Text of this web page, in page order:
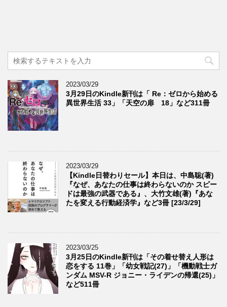
2023/03/29
3月29日のKindle新刊は「 Re：ゼロから始める
異世界生活 33」「天空の扉 18」など311冊
2023/03/29
【Kindle日替わりセール】本日は、中島聡(著)
『なぜ、あなたの仕事は終わらないのか スピー
ドは最強の武器である』、大竹文雄(著)『あな
たを変える行動経済学』など3冊 [23/3/29]
2023/03/25
3月25日のKindle新刊は「その着せ替え人形は
恋をする 11巻」「幼女戦記(27)」「機動戦士ガ
ンダム MSV-R ジョニー・ライデンの帰還(25)」
など511冊